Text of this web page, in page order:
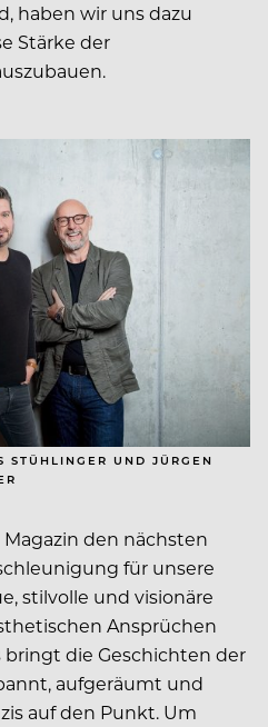
haben wir uns dazu
Stärke der
STÜHLINGER UND JÜRGEN
den nächsten
für unsere
stilvolle und visionäre
Ansprüchen
die Geschichten der
­aufgeräumt und
auf den Punkt. Um